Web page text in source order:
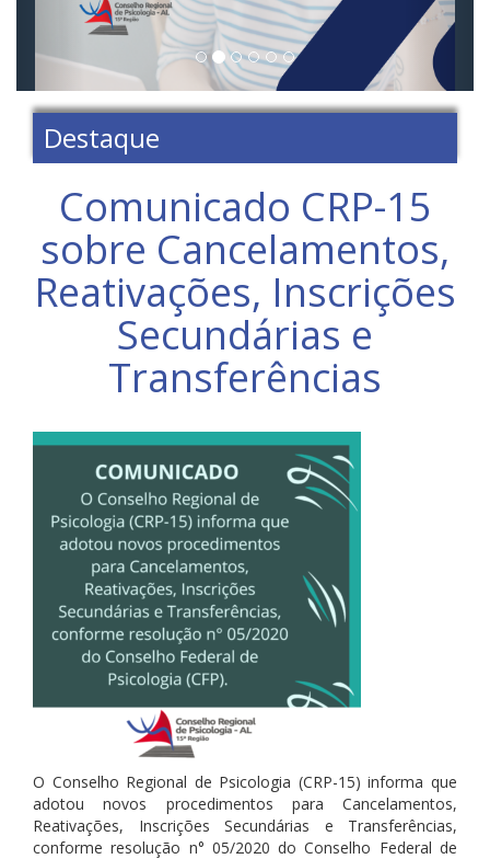
Destaque
Comunicado CRP-15
sobre Cancelamentos,
Reativações, Inscrições
Secundárias e
Transferências
O Conselho Regional de Psicologia (CRP-15) informa que
adotou novos procedimentos para Cancelamentos,
Reativações, Inscrições Secundárias e Transferências,
conforme resolução n° 05/2020 do Conselho Federal de